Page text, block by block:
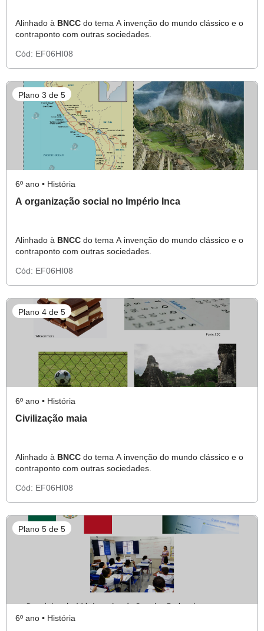
Alinhado à BNCC do tema A invenção do mundo clássico e o
contraponto com outras sociedades.
Cód: EF06HI08
Plano 3 de 5
6º ano • História
A organização social no Império Inca
Alinhado à BNCC do tema A invenção do mundo clássico e o
contraponto com outras sociedades.
Cód: EF06HI08
Plano 4 de 5
6º ano • História
Civilização maia
Alinhado à BNCC do tema A invenção do mundo clássico e o
contraponto com outras sociedades.
Cód: EF06HI08
Plano 5 de 5
6º ano • História